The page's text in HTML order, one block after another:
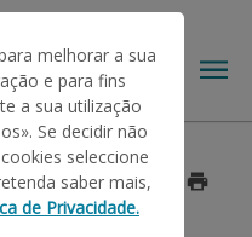
Data: 2014/06/09
melhorar a sua
e para fins
a sua utilização
Se decidir não
seleccione
saber mais,
de Privacidade.